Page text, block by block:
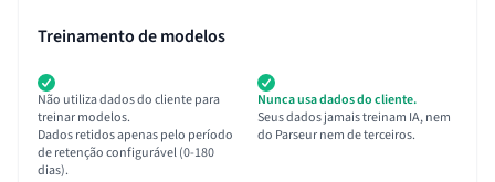
Treinamento de modelos
Não utiliza dados do cliente para
treinar modelos.
Dados retidos apenas pelo período
de retenção configurável (0-180
dias).
Nunca usa dados do cliente.
Seus dados jamais treinam IA, nem
do Parseur nem de terceiros.